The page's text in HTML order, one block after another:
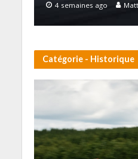
4 semaines ago
Catégorie - Historique